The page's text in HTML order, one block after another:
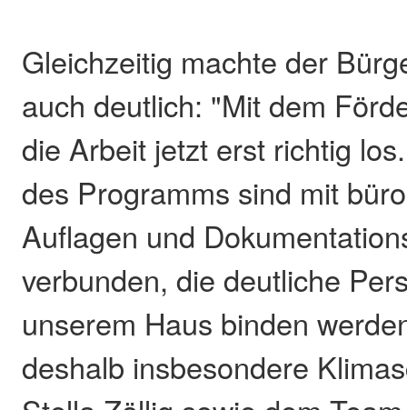
Gleichzeitig machte der
auch deutlich: "Mit dem
die Arbeit jetzt erst richtig
des Programms sind mit
Auflagen und
verbunden, die deutliche
unserem Haus binden
deshalb insbesondere